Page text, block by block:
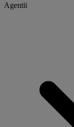
Agentii